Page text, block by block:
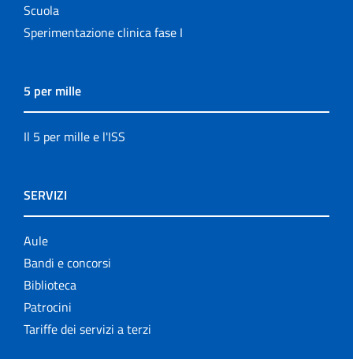
Scuola
Sperimentazione clinica fase I
5 per mille
Il 5 per mille e l'ISS
SERVIZI
Aule
Bandi e concorsi
Biblioteca
Patrocini
Tariffe dei servizi a terzi